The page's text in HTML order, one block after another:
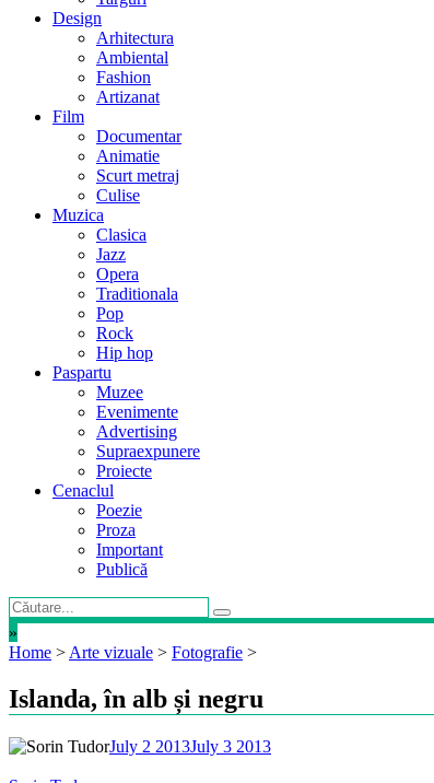
Design
Arhitectura
Ambiental
Fashion
Artizanat
Film
Documentar
Animatie
Scurt metraj
Culise
Muzica
Clasica
Jazz
Opera
Traditionala
Pop
Rock
Hip hop
Paspartu
Muzee
Evenimente
Advertising
Supraexpunere
Proiecte
Cenaclul
Poezie
Proza
Important
Publică
»
Home > Arte vizuale > Fotografie >
Islanda, în alb și negru
July 2 2013July 3 2013